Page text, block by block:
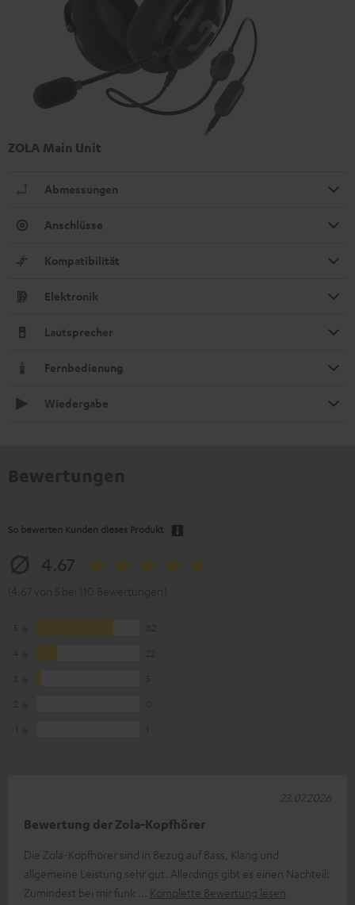
ZOLA Main Unit
Abmessungen
Anschlüsse
Kompatibilität
Elektronik
Lautsprecher
Fernbedienung
Wiedergabe
So bewerten Kunden dieses Produkt
Bewertung der Zola-Kopfhörer
Die Zola-Kopfhörer sind in Bezug auf Bass, Klang und
allgemeine Leistung sehr gut. Allerdings gibt es einen Nachteil:
Zumindest bei mir funk
Komplette Bewertung lesen
23.07.2026